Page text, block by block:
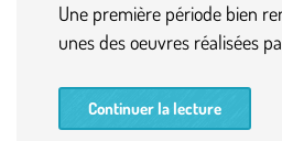
Une première période bien
unes des oeuvres réalisées
Continuer la lecture